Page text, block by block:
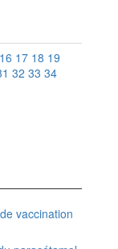
16 17 18 19
32 33 34
vaccination